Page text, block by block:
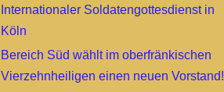
Internationaler Soldatengottesdienst in
Köln
Bereich Süd wählt im oberfränkischen
Vierzehnheiligen einen neuen Vorstand!